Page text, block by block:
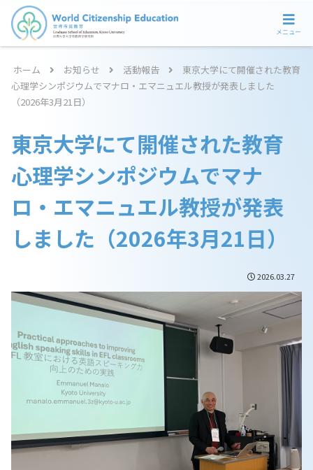
ホーム お知らせ 活動報告
東京大学にて開催された教育
心理学シンポジウムでマナロ・エマニュエル教授が発表しました
（2026年3月21日）
東京大学にて開催された教育
心理学シンポジウムでマナ
ロ・エマニュエル教授が発表
しました（2026年3月21日）
2026.03.27
メニュー